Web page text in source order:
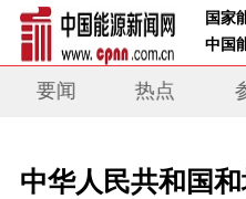
国家
中国
要闻 热点
中华人民共和国